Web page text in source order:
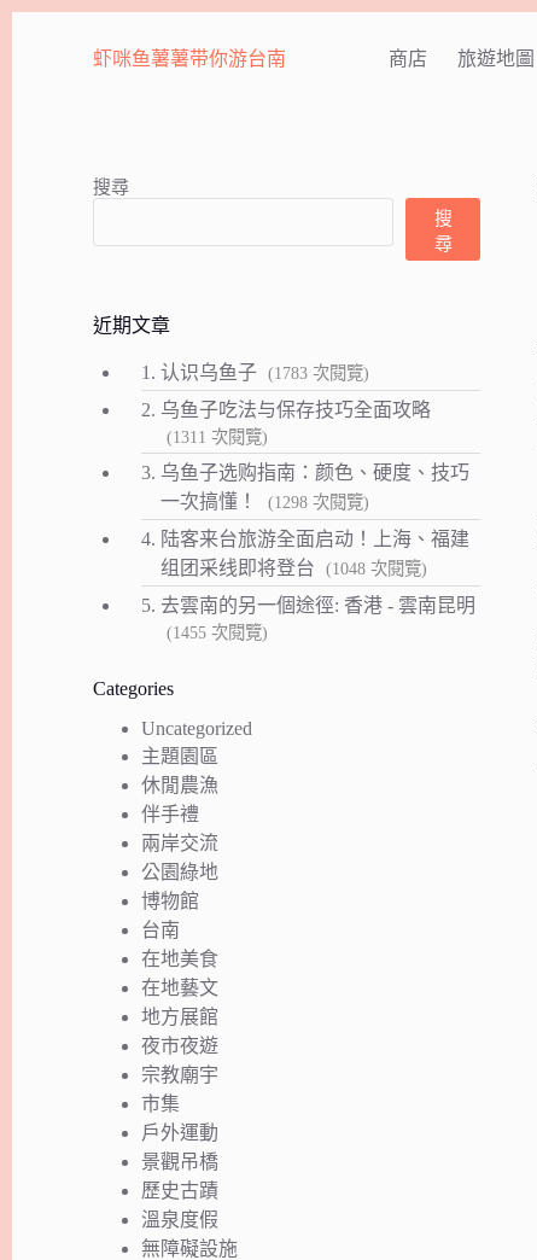
虾咪鱼薯薯带你游台南 商店 旅遊地圖
搜尋
搜
尋
近期文章
1.认识乌鱼子 (1783 次閱覽)
2. 乌鱼子吃法与保存技巧全面攻略
(1311 次閱覽)
3. 乌鱼子选购指南：颜色、硬度、技巧
一次搞懂！
(1298 次閱覽)
4. 陆客来台旅游全面启动！上海、福建
组团采线即将登台
(1048 次閱覽)
5. 去雲南的另一個途徑: 香港 - 雲南昆明
(1455 次閱覽)
Categories
Uncategorized
主題園區
休閒農漁
伴手禮
兩岸交流
公園綠地
博物館
台南
在地美食
在地藝文
地方展館
夜市夜遊
宗教廟宇
市集
戶外運動
景觀吊橋
歷史古蹟
溫泉度假
無障礙設施